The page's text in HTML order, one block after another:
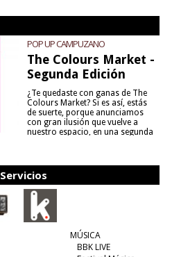
POP UP CAMPUZANO
The Colours Market -
Segunda Edición
¿Te quedaste con ganas de The
Colours Market? Si es así, estás
de suerte, porque anunciamos
con gran ilusión que vuelve a
nuestro espacio, en una segunda
Servicios
MÚSICA
BBK LIVE